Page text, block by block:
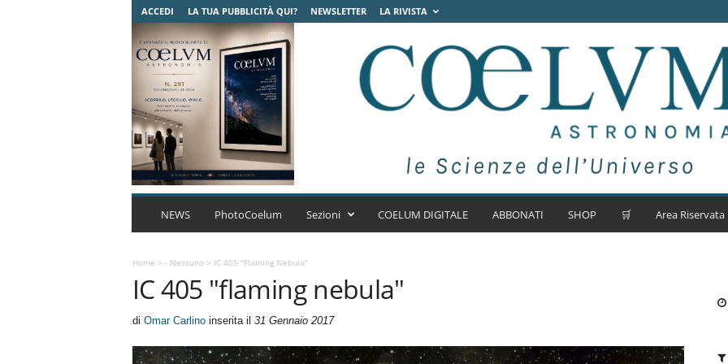
ACCEDI LA TUA PUBBLICITÀ QUI? NEWSLETTER LA RIVISTA
C
u
A
r
NEWS PhotoCoelum Sezioni COELUM DIGITALE ABBONATI SHOP 🛒 Area Riservata
Home > - Nessuno> IC 405 "flaming Nebula"
IC 405 "flaming nebula"
di Omar Carlinoinserita il 31 Gennaio 2017